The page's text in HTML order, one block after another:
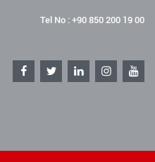
Tel No : +90 850 200 19 00